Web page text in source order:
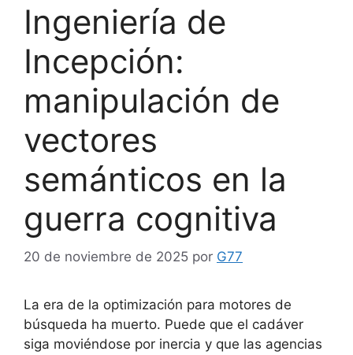
Ingeniería de
Incepción:
manipulación de
vectores
semánticos en la
guerra cognitiva
20 de noviembre de 2025 por G77
La era de la optimización para motores de
búsqueda ha muerto. Puede que el cadáver
siga moviéndose por inercia y que las agencias